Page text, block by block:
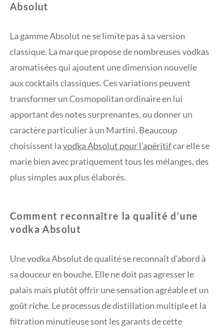
Absolut
La gamme Absolut ne se limite pas à sa version
classique. La marque propose de nombreuses vodkas
aromatisées qui ajoutent une dimension nouvelle
aux cocktails classiques. Ces variations peuvent
transformer un Cosmopolitan ordinaire en lui
apportant des notes surprenantes, ou donner un
caractère particulier à un Martini. Beaucoup
choisissent lavodka Absolut pour l’apéritifcar elle se
marie bien avec pratiquement tous les mélanges, des
plus simples aux plus élaborés.
Comment reconnaître la qualité d’une
vodka Absolut
Une vodka Absolut de qualité se reconnaît d’abord à
sa douceur en bouche. Elle ne doit pas agresser le
palais mais plutôt offrir une sensation agréable et un
goût riche. Le processus de distillation multiple et la
filtration minutieuse sont les garants de cette